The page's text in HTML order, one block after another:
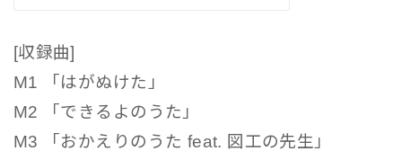
[収録曲]
M1 「はがぬけた」
M2 「できるよのうた」
M3 「おかえりのうた feat. 図工の先生」